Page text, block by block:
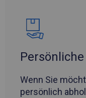
Wenn Sie
persönlich